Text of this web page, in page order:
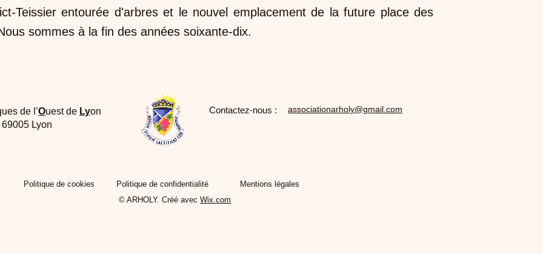
Teissier entourée d'arbres et le nouvel emplacement de la future place des
sommes à la fin des années soixante-dix.
de l’Ouest de Lyon
Lyon
Contactez-nous : associationarholy@gmail.com
Politique de cookies Politique de confidentialité
Mentions légales
© ARHOLY. Créé avec Wix.com